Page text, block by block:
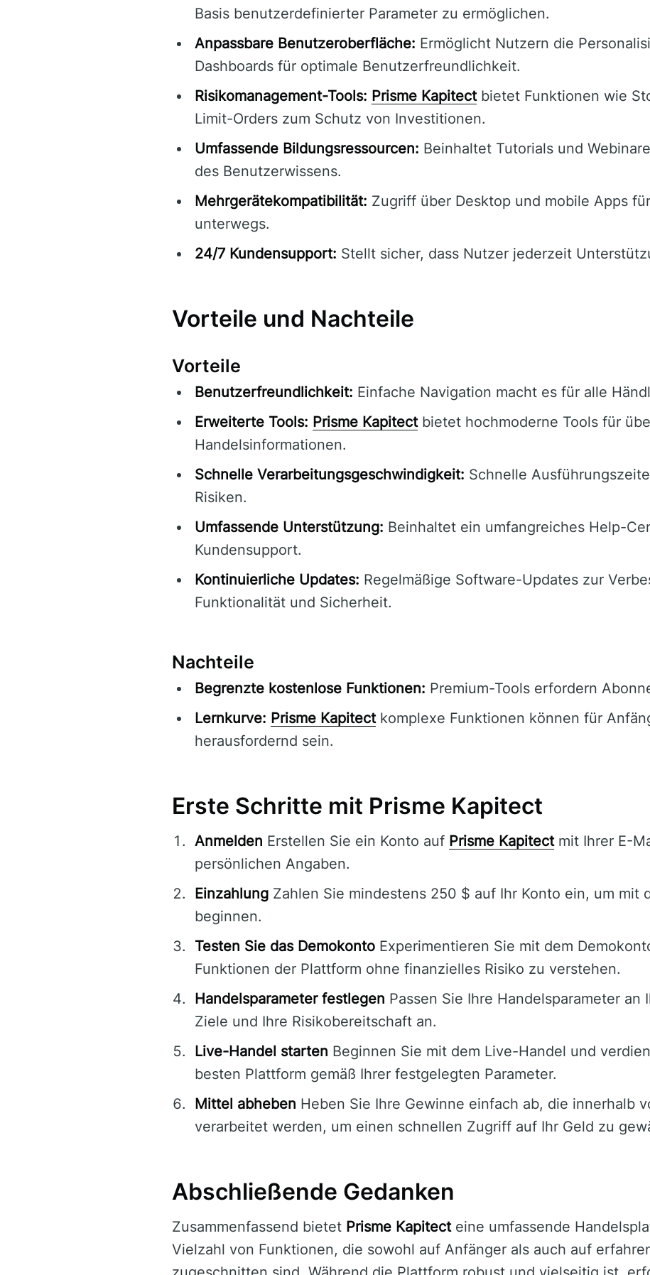
Basis benutzerdefinierter Parameter zu ermöglichen.
Anpassbare Benutzeroberfläche: Ermöglicht Nutzern die
Dashboards für optimale Benutzerfreundlichkeit.
Risikomanagement-Tools: Prisme Kapitectbietet Funktionen wie
Limit-Orders zum Schutz von Investitionen.
Umfassende Bildungsressourcen: Beinhaltet Tutorials und
des Benutzerwissens.
Mehrgerätekompatibilität: Zugriff über Desktop und mobile Apps
unterwegs.
24/7 Kundensupport: Stellt sicher, dass Nutzer jederzeit
Vorteile und Nachteile
Vorteile
Benutzerfreundlichkeit: Einfache Navigation macht es für alle
Erweiterte Tools: Prisme Kapitectbietet hochmoderne Tools für
Handelsinformationen.
Schnelle Verarbeitungsgeschwindigkeit: Schnelle
Risiken.
Umfassende Unterstützung: Beinhaltet ein umfangreiches Help-
Kundensupport.
Kontinuierliche Updates: Regelmäßige Software-Updates zur
Funktionalität und Sicherheit.
Nachteile
Begrenzte kostenlose Funktionen: Premium-Tools erfordern
Lernkurve: Prisme Kapitectkomplexe Funktionen können für
herausfordernd sein.
Erste Schritte mit Prisme Kapitect
Anmelden Erstellen Sie ein Konto auf Prisme Kapitectmit Ihrer E-
persönlichen Angaben.
Einzahlung Zahlen Sie mindestens 250 $ auf Ihr Konto ein, um mit
beginnen.
Testen Sie das Demokonto Experimentieren Sie mit dem
Funktionen der Plattform ohne finanzielles Risiko zu verstehen.
Handelsparameter festlegen Passen Sie Ihre Handelsparameter an
Ziele und Ihre Risikobereitschaft an.
Live-Handel starten Beginnen Sie mit dem Live-Handel und
besten Plattform gemäß Ihrer festgelegten Parameter.
Mittel abheben Heben Sie Ihre Gewinne einfach ab, die innerhalb
verarbeitet werden, um einen schnellen Zugriff auf Ihr Geld zu
Abschließende Gedanken
Zusammenfassend bietet Prisme Kapitecteine umfassende
Vielzahl von Funktionen, die sowohl auf Anfänger als auch auf